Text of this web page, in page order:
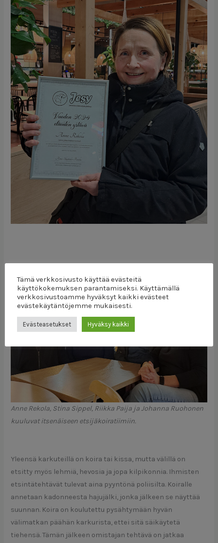
Anne Rekola, Stina Sippel, Riikka Paija ja Johanna Ruohonen
kuuluvat itsenäiseen etsijäkoiratiimiin.
Yleensä karkuteillä on koira tai kissa, mutta välillä on
etsitty myös lehmiä, hevosia ja jopa kilpikonnia. Ihmisten
etsintätehtävät tulevat aina pyyntönä poliisilta. Koiralle
annetaan kadonneesta hajujälki, jonka jälkeen se näyttää
suunnan. Koira on koulutettu pysähtymään hyvän
välimatkan päähän karkurista, ettei sitä säikäytetä
tiehensä. Tämän jälkeen omistajan tehtävä on jatkaa
Tämä verkkosivusto käyttää evästeitä
käyttökokemuksen parantamiseksi. Käyttämällä
verkkosivustoamme hyväksyt kaikki evästeet
evästekäytäntöjemme mukaisesti.
Evästeasetukset Hyväksy kaikki